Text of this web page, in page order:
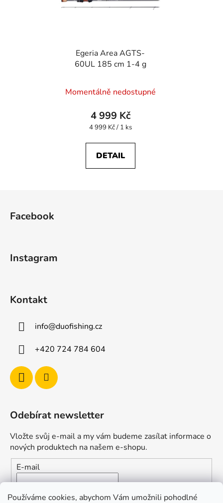
Používáme cookies, abychom Vám umožnili pohodlné
Egeria Area AGTS-
60UL 185 cm 1-4 g
Momentálně nedostupné
4 999 Kč
Měrná
4 999 Kč / 1 ks
DETAIL
Facebook
Instagram
Kontakt
info@duofishing.cz
+420 724 784 604
Odebírat newsletter
Vložte svůj e-mail a my vám budeme zasílat informace o
nových produktech na našem e-shopu.
E-mail
Vložením e-mailu souhlasíte s
podmínkami ochrany